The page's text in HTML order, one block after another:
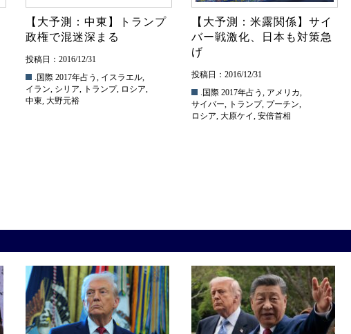
【大予測：中東】トランプ
政権で混迷深まる
投稿日：2016/12/31
.国際 2017年占う , イスラエル,
イラン, シリア, トランプ, ロシア,
中東, 大野元裕
【大予測：米露関係】サイ
バー戦激化、日本も対策急
げ
投稿日：2016/12/31
.国際 2017年占う , アメリカ,
サイバー, トランプ, プーチン,
ロシア, 大原ケイ, 安倍首相